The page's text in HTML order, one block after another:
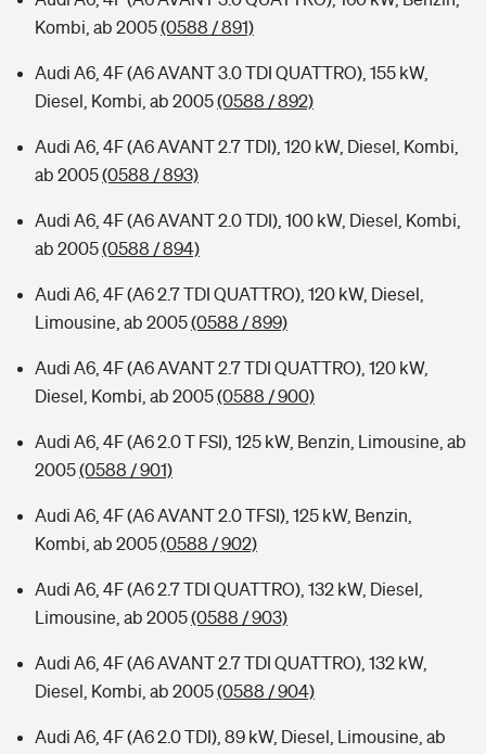
Kombi, ab 2005(0588 / 891)
Audi A6, 4F (A6 AVANT 3.0 TDI QUATTRO), 155 kW,
Diesel, Kombi, ab 2005(0588 / 892)
Audi A6, 4F (A6 AVANT 2.7 TDI), 120 kW, Diesel, Kombi,
ab 2005(0588 / 893)
Audi A6, 4F (A6 AVANT 2.0 TDI), 100 kW, Diesel, Kombi,
ab 2005(0588 / 894)
Audi A6, 4F (A6 2.7 TDI QUATTRO), 120 kW, Diesel,
Limousine, ab 2005(0588 / 899)
Audi A6, 4F (A6 AVANT 2.7 TDI QUATTRO), 120 kW,
Diesel, Kombi, ab 2005(0588 / 900)
Audi A6, 4F (A6 2.0 T FSI), 125 kW, Benzin, Limousine, ab
2005(0588 / 901)
Audi A6, 4F (A6 AVANT 2.0 TFSI), 125 kW, Benzin,
Kombi, ab 2005(0588 / 902)
Audi A6, 4F (A6 2.7 TDI QUATTRO), 132 kW, Diesel,
Limousine, ab 2005(0588 / 903)
Audi A6, 4F (A6 AVANT 2.7 TDI QUATTRO), 132 kW,
Diesel, Kombi, ab 2005(0588 / 904)
Audi A6, 4F (A6 2.0 TDI), 89 kW, Diesel, Limousine, ab